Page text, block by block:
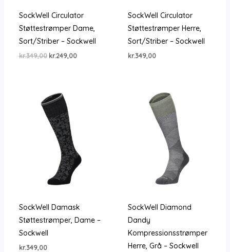
SockWell Circulator
Støttestrømper Dame,
Sort/Striber – Sockwell
kr.349,00 Den
kr.249,00Den
SockWell Circulator
Støttestrømper Herre,
Sort/Striber – Sockwell
kr.349,00
SockWell Damask
Støttestrømper, Dame –
Sockwell
kr.349,00
SockWell Diamond
Dandy
Kompressionsstrømper
Herre, Grå – Sockwell